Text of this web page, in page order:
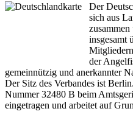
Der
sich aus
insgesamt
der
gemeinnützig und anerkannter
Der Sitz des Verbandes ist
Nummer 32480 B beim
eingetragen und arbeitet auf